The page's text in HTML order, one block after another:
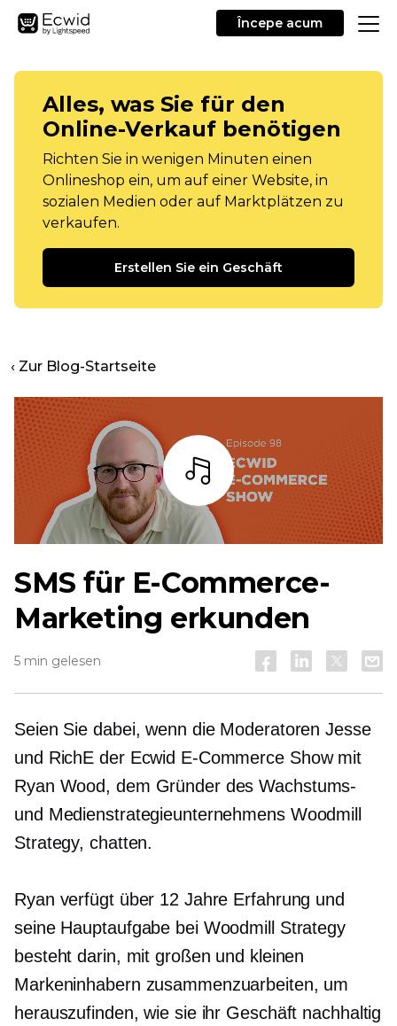
Începe acum
Alles, was Sie für den
Online-Verkauf benötigen
Richten Sie in wenigen Minuten einen
Onlineshop ein, um auf einer Website, in
sozialen Medien oder auf Marktplätzen zu
verkaufen.
Erstellen Sie ein Geschäft
‹ Zur Blog-Startseite
Zuhören
SMS für E-Commerce-
Marketing erkunden
5 min gelesen
Seien Sie dabei, wenn die Moderatoren Jesse
und RichE der Ecwid E-Commerce Show mit
Ryan Wood, dem Gründer des Wachstums-
und Medienstrategieunternehmens Woodmill
Strategy, chatten.
Ryan verfügt über 12 Jahre Erfahrung und
seine Hauptaufgabe bei Woodmill Strategy
besteht darin, mit großen und kleinen
Markeninhabern zusammenzuarbeiten, um
herauszufinden, wie sie ihr Geschäft nachhaltig